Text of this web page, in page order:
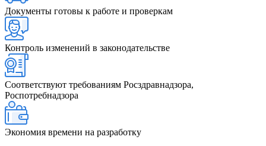
Документы готовы к работе и проверкам
Контроль изменений в законодательстве
Соответствуют требованиям Росздравнадзора,
Роспотребнадзора
Экономия времени на разработку